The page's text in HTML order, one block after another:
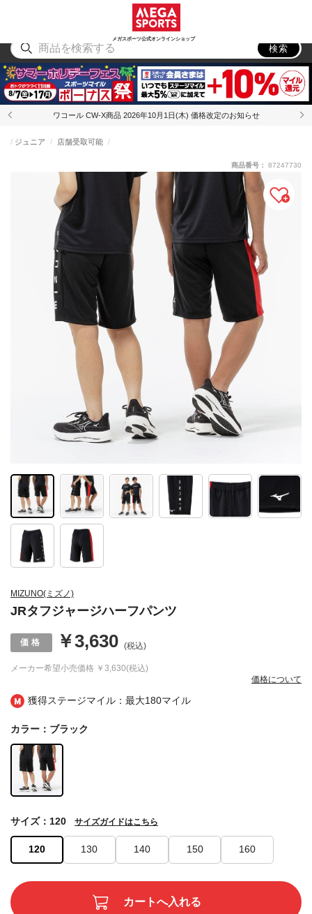
メガスポーツ公式オンラインショップ
アウトドア
検索
ワコール CW-X商品 2026年10月1日(木) 価格改定のお知らせ
獲得ステージマイル：最大180マイル
MIZUNO(ミズノ)
JRタフジャージハーフパンツ
ジュニア 店舗受取可能
メーカー希望小売価格 ￥3,630(税込)
￥3,630 (税込)
価格について
商品番号： 87247730
カラー：ブラック
120 130 140 150 160
サイズ：120 サイズガイドはこちら